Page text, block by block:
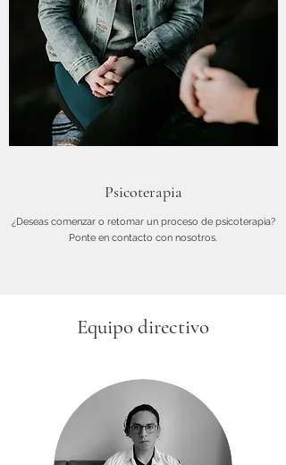
Psicoterapia
¿Deseas comenzar o retomar un proceso de psicoterapia?
Ponte en contacto con nosotros.
Equipo directivo